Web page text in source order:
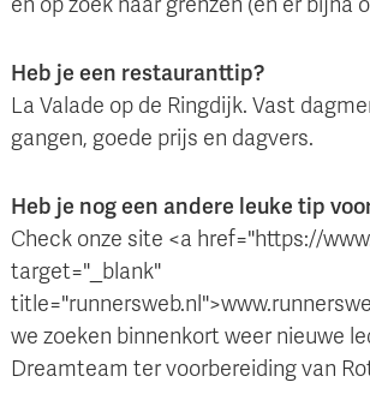
Heb je een restauranttip?
La Valade op de Ringdijk. Vast
gangen, goede prijs en dagvers.
Heb je nog een andere leuke tip
Check onze site <a href="https://
target="_blank"
we zoeken binnenkort weer nieuwe
Dreamteam ter voorbereiding van